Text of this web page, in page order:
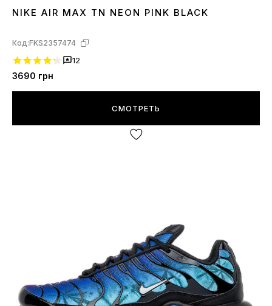
3637 38
NIKE AIR MAX TN NEON PINK BLACK
Код:FKS2357474
12
3690 грн
СМОТРЕТЬ